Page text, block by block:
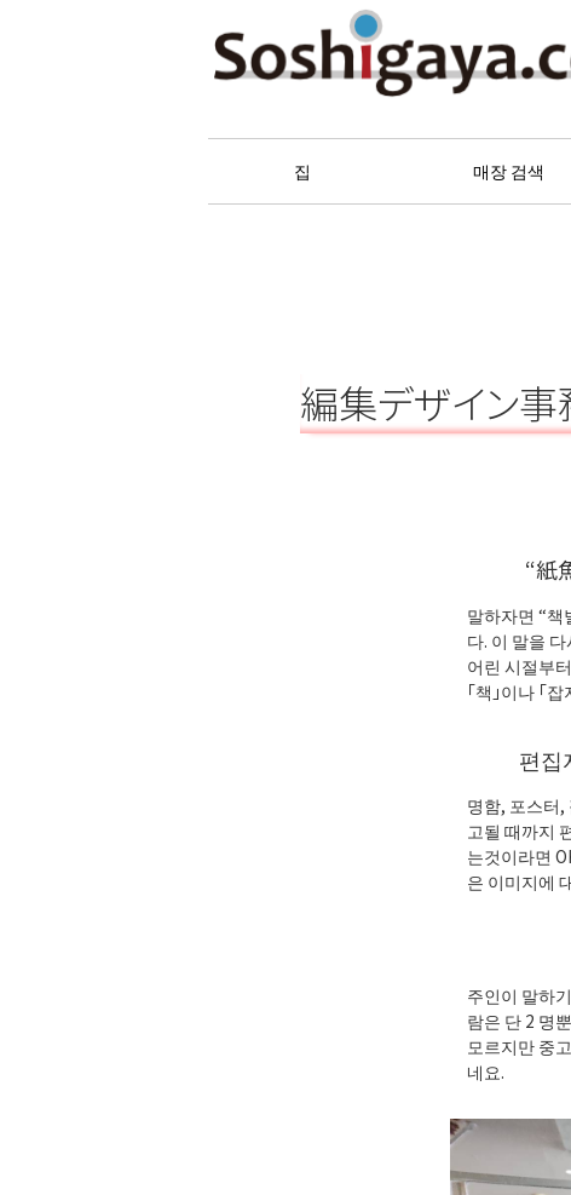
집 매장 검색
編集デザイン事
“紙
말하자면 “책
다. 이 말을
어린 시절부
「책」이나
편집
명함, 포스터,
고될 때까지
는것이라면
은 이미지에
주인이 말하
람은 단 2 명
모르지만 중
네요.